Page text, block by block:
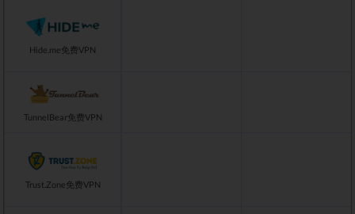
Hide.me免费VPN
TunnelBear免费VPN
Trust.Zone免费VPN